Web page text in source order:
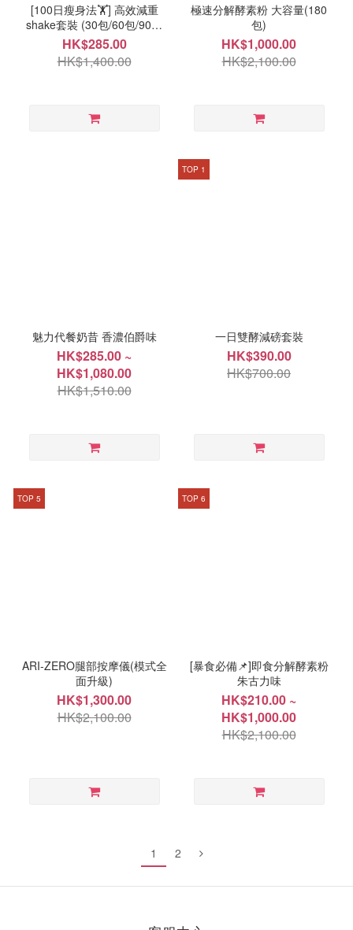
[100日瘦身法🏋️] 高效減重
shake套裝 (30包/60包/90包
自選)
HK$285.00
HK$1,400.00
極速分解酵素粉 大容量(180
包)
HK$1,000.00
HK$2,100.00
魅力代餐奶昔 香濃伯爵味
HK$285.00 ~
HK$1,080.00
HK$1,510.00
TOP 1
一日雙酵減磅套裝
HK$390.00
HK$700.00
TOP 5
ARI-ZERO腿部按摩儀(模式全
面升級)
HK$1,300.00
HK$2,100.00
TOP 6
[暴食必備📌]即食分解酵素粉
朱古力味
HK$210.00 ~
HK$1,000.00
HK$2,100.00
1 2